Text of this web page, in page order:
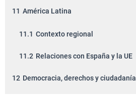
11 América Latina
11.1 Contexto regional
11.2 Relaciones con España y la UE
12 Democracia, derechos y ciudadanía